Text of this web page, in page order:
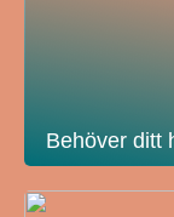
Behöver ditt